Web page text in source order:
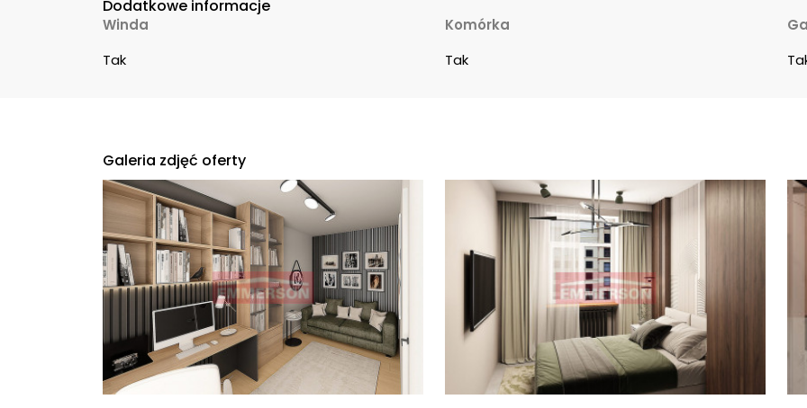
Dodatkowe informacje
Winda
Tak
Komórka
Tak
Galeria zdjęć oferty